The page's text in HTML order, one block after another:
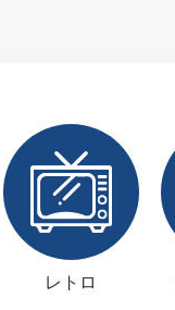
レトロ